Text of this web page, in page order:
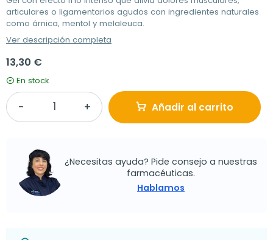
articulares o ligamentarios agudos con ingredientes naturales
como árnica, mentol y melaleuca.
Ver descripción completa
13,30 €
En stock
Añadir al carrito
¿Necesitas ayuda? Pide consejo a nuestras
farmacéuticas.
Hablamos